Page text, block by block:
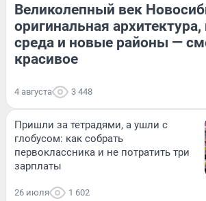
Великолепный век
оригинальная архитектура,
среда и новые районы —
красивое
4 августа 3 448
Пришли за тетрадями, а ушли с
глобусом: как собрать
первоклассника и не потратить три
зарплаты
26 июля 1 602